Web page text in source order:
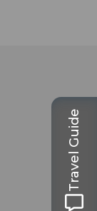
Travel Guide